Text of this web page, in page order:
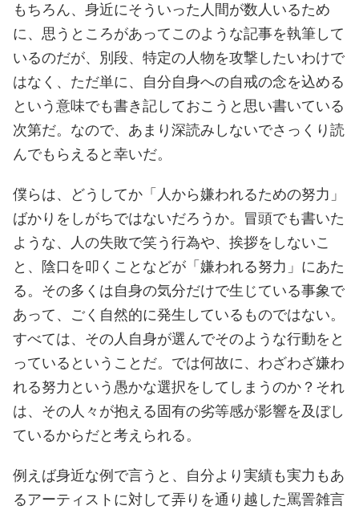
もちろん、身近にそういった人間が数人いるため
に、思うところがあってこのような記事を執筆して
いるのだが、別段、特定の人物を攻撃したいわけで
はなく、ただ単に、自分自身への自戒の念を込める
という意味でも書き記しておこうと思い書いている
次第だ。なので、あまり深読みしないでさっくり読
んでもらえると幸いだ。
僕らは、どうしてか「人から嫌われるための努力」
ばかりをしがちではないだろうか。冒頭でも書いた
ような、人の失敗で笑う行為や、挨拶をしないこ
と、陰口を叩くことなどが「嫌われる努力」にあた
る。その多くは自身の気分だけで生じている事象で
あって、ごく自然的に発生しているものではない。
すべては、その人自身が選んでそのような行動をと
っているということだ。では何故に、わざわざ嫌わ
れる努力という愚かな選択をしてしまうのか？それ
は、その人々が抱える固有の劣等感が影響を及ぼし
ているからだと考えられる。
例えば身近な例で言うと、自分より実績も実力もあ
るアーティストに対して弄りを通り越した罵詈雑言